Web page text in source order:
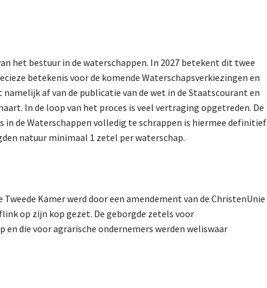
het bestuur in de waterschappen. In 2027 betekent dit twee
betekenis voor de komende Waterschapsverkiezingen en
af van de publicatie van de wet in de Staatscourant en
In de loop van het proces is veel vertraging opgetreden. De
in de Waterschappen volledig te schrappen is hiermee definitief
natuur minimaal 1 zetel per waterschap.
Kamer werd door een amendement van de ChristenUnie
op zijn kop gezet. De geborgde zetels voor
die voor agrarische ondernemers werden weliswaar